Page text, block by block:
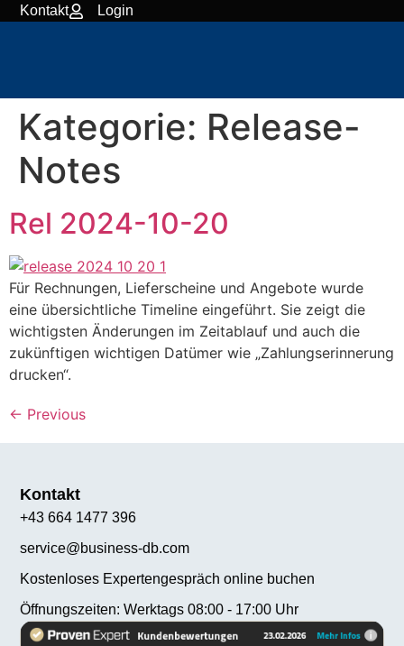
content
Kontakt Login
Kategorie: Release-
Notes
Rel 2024-10-20
Für Rechnungen, Lieferscheine und Angebote wurde
eine übersichtliche Timeline eingeführt. Sie zeigt die
wichtigsten Änderungen im Zeitablauf und auch die
zukünftigen wichtigen Datümer wie „Zahlungserinnerung
drucken“.
← Previous
Kontakt
+43 664 1477 396
service@business-db.com
Kostenloses Expertengespräch online buchen
Öffnungszeiten: Werktags 08:00 - 17:00 Uhr